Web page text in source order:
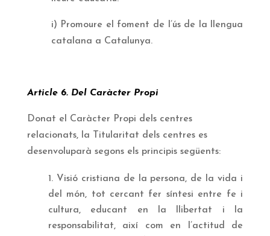
i) Promoure el foment de l’ús de la llengua
catalana a Catalunya.
Article 6. Del Caràcter Propi
Donat el Caràcter Propi dels centres
relacionats, la Titularitat dels centres es
desenvoluparà segons els principis següents:
Visió cristiana de la persona, de la vida i
del món, tot cercant fer síntesi entre fe i
cultura, educant en la llibertat i la
responsabilitat, així com en l’actitud de